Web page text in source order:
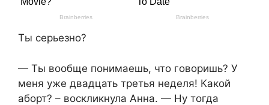
Ты серьезно?
— Ты вообще понимаешь, что говоришь? У
меня уже двадцать третья неделя! Какой
аборт? – воскликнула Анна. — Ну тогда